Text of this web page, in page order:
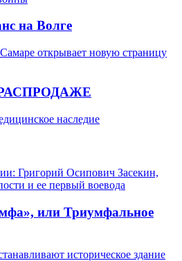
на Волге
открывает новую страницу
наследие
Григорий Осипович Засекин,
и ее первый воевода
или Триумфальное
историческое здание